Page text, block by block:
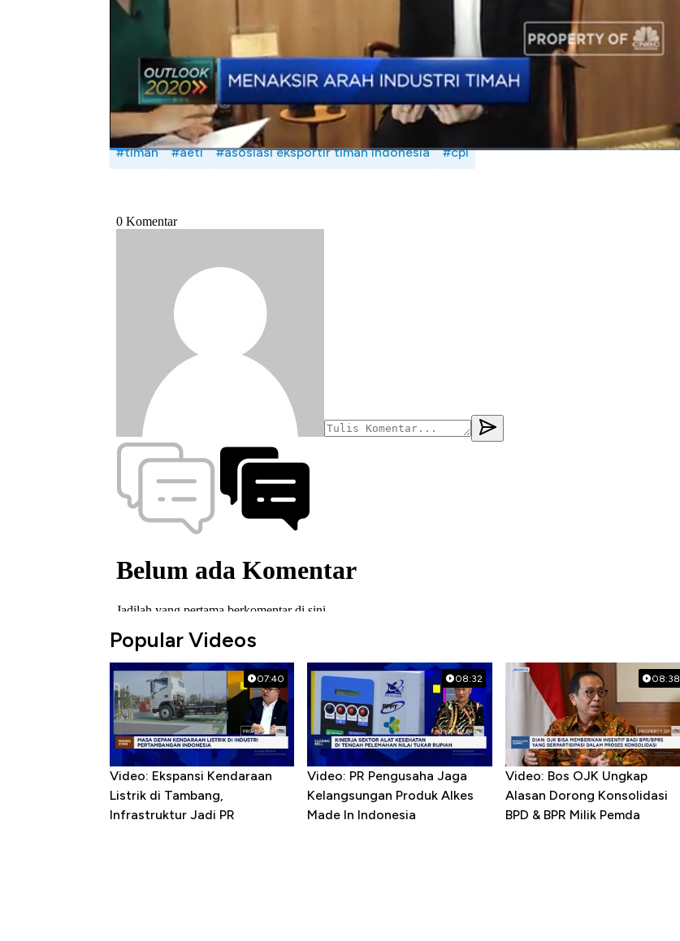
Andi Shalini dengan Sekretaris Jenderal (Sekjen) Asosiasi Eksportir Timah Indonesia (AETI), Jabin
Sufianto dalam Squawk Box, CNBC Indonesia (Selasa, 31/12/2019)
Bagikan:
#timah #aeti #asosiasi eksportir timah indonesia #cpi
Popular Videos
07:40
Video: Ekspansi Kendaraan
Listrik di Tambang,
Infrastruktur Jadi PR
08:32
Video: PR Pengusaha Jaga
Kelangsungan Produk Alkes
Made In Indonesia
08:38
Video: Bos OJK Ungkap
Alasan Dorong Konsolidasi
BPD & BPR Milik Pemda